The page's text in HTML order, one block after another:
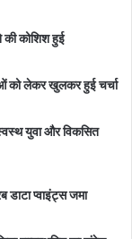
की कोशिश हुई
को लेकर खुलकर हुई चर्चा
युवा और विकसित
डाटा प्वाइंट्स जमा